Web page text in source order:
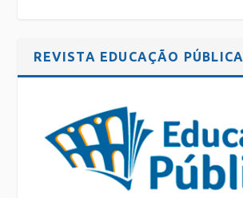
REVISTA EDUCAÇÃO PÚBLICA